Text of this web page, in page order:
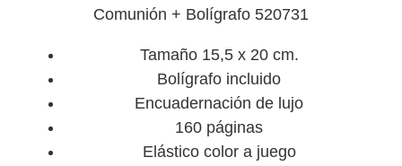
Comunión + Bolígrafo 520731
Tamaño 15,5 x 20 cm.
Bolígrafo incluido
Encuadernación de lujo
160 páginas
Elástico color a juego